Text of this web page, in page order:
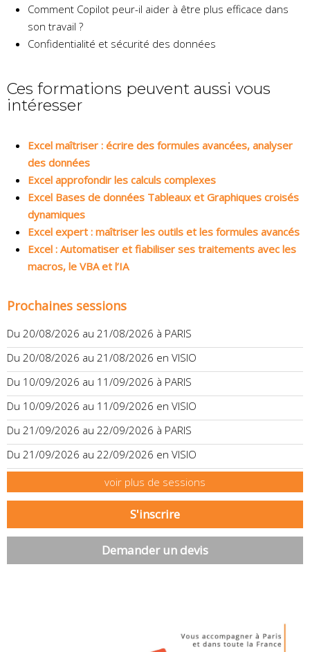
Comment Copilot peur-il aider à être plus efficace dans
son travail ?
Confidentialité et sécurité des données
Ces formations peuvent aussi vous
intéresser
Excel maîtriser : écrire des formules avancées, analyser
des données
Excel approfondir les calculs complexes
Excel Bases de données Tableaux et Graphiques croisés
dynamiques
Excel expert : maîtriser les outils et les formules avancés
Excel : Automatiser et fiabiliser ses traitements avec les
macros, le VBA et l’IA
Prochaines sessions
Du 20/08/2026 au 21/08/2026 à PARIS
Du 20/08/2026 au 21/08/2026 en VISIO
Du 10/09/2026 au 11/09/2026 à PARIS
Du 10/09/2026 au 11/09/2026 en VISIO
Du 21/09/2026 au 22/09/2026 à PARIS
Du 21/09/2026 au 22/09/2026 en VISIO
voir plus de sessions
S'inscrire
Demander un devis